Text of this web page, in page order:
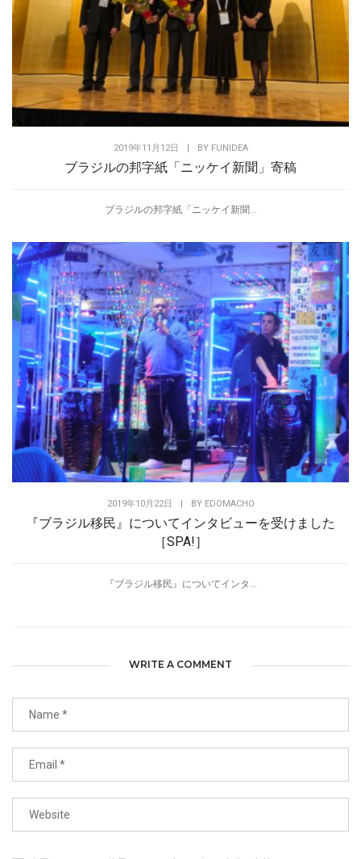
2019年11月12日 | BY FUNIDEA
ブラジルの邦字紙「ニッケイ新聞」寄稿
ブラジルの邦字紙「ニッケイ新聞...
2019年10月22日 BY EDOMACHO
『ブラジル移民』についてインタビューを受けました
［SPA!］
『ブラジル移民』についてインタ...
WRITE A COMMENT